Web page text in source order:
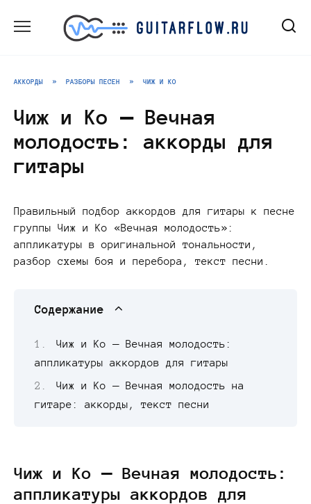
АККОРДЫ » РАЗБОРЫ ПЕСЕН » ЧИЖ И КО
Чиж и Ко — Вечная
молодость: аккорды для
гитары
Правильный подбор аккордов для гитары к песне
группы Чиж и Ко «Вечная молодость»:
аппликатуры в оригинальной тональности,
разбор схемы боя и перебора, текст песни.
Содержание
Чиж и Ко — Вечная молодость:
аппликатуры аккордов для гитары
Чиж и Ко — Вечная молодость на
гитаре: аккорды, текст песни
Чиж и Ко — Вечная молодость:
аппликатуры аккордов для